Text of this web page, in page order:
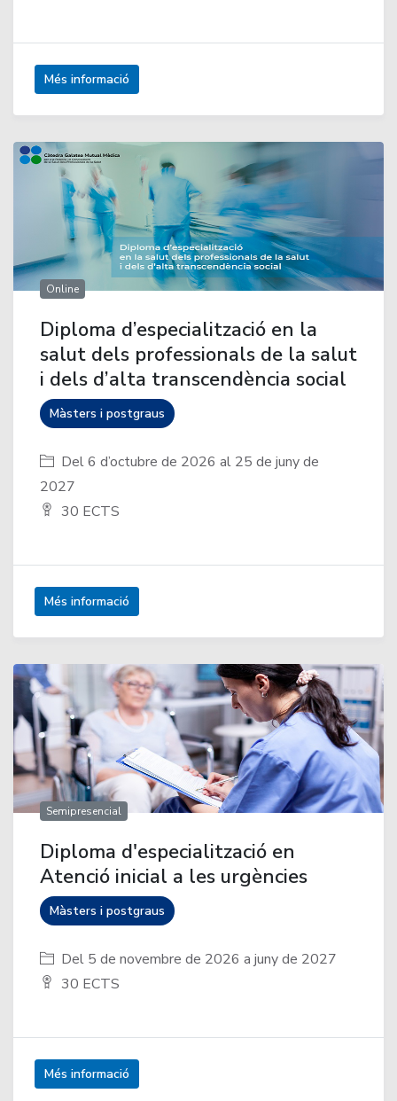
Més informació
Online
Diploma d’especialització en la
salut dels professionals de la salut
i dels d’alta transcendència social
Màsters i postgraus
Del 6 d’octubre de 2026 al 25 de juny de
2027
30 ECTS
Més informació
Semipresencial
Diploma d'especialització en
Atenció inicial a les urgències
Màsters i postgraus
Del 5 de novembre de 2026 a juny de 2027
30 ECTS
Més informació